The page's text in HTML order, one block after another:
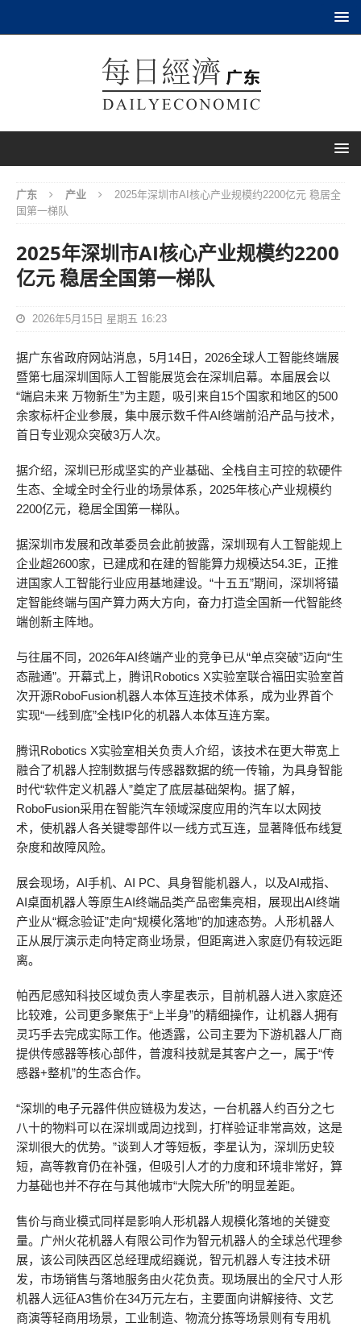
广东 产业
2025年深圳市AI核心产业规模约2200亿元 稳居全
国第一梯队
2025年深圳市AI核心产业规模约2200
亿元 稳居全国第一梯队
2026年5月15日 星期五 16:23
据广东省政府网站消息，5月14日，2026全球人工智能终端展
暨第七届深圳国际人工智能展览会在深圳启幕。本届展会以
“端启未来 万物新生”为主题，吸引来自15个国家和地区的500
余家标杆企业参展，集中展示数千件AI终端前沿产品与技术，
首日专业观众突破3万人次。
据介绍，深圳已形成坚实的产业基础、全栈自主可控的软硬件
生态、全域全时全行业的场景体系，2025年核心产业规模约
2200亿元，稳居全国第一梯队。
据深圳市发展和改革委员会此前披露，深圳现有人工智能规上
企业超2600家，已建成和在建的智能算力规模达54.3E，正推
进国家人工智能行业应用基地建设。“十五五”期间，深圳将锚
定智能终端与国产算力两大方向，奋力打造全国新一代智能终
端创新主阵地。
与往届不同，2026年AI终端产业的竞争已从“单点突破”迈向“生
态融通”。开幕式上，腾讯Robotics X实验室联合福田实验室首
次开源RoboFusion机器人本体互连技术体系，成为业界首个
实现“一线到底”全栈IP化的机器人本体互连方案。
腾讯Robotics X实验室相关负责人介绍，该技术在更大带宽上
融合了机器人控制数据与传感器数据的统一传输，为具身智能
时代“软件定义机器人”奠定了底层基础架构。据了解，
RoboFusion采用在智能汽车领域深度应用的汽车以太网技
术，使机器人各关键零部件以一线方式互连，显著降低布线复
杂度和故障风险。
展会现场，AI手机、AI PC、具身智能机器人，以及AI戒指、
AI桌面机器人等原生AI终端品类产品密集亮相，展现出AI终端
产业从“概念验证”走向“规模化落地”的加速态势。人形机器人
正从展厅演示走向特定商业场景，但距离进入家庭仍有较远距
离。
帕西尼感知科技区域负责人李星表示，目前机器人进入家庭还
比较难，公司更多聚焦于“上半身”的精细操作，让机器人拥有
灵巧手去完成实际工作。他透露，公司主要为下游机器人厂商
提供传感器等核心部件，普渡科技就是其客户之一，属于“传
感器+整机”的生态合作。
“深圳的电子元器件供应链极为发达，一台机器人约百分之七
八十的物料可以在深圳或周边找到，打样验证非常高效，这是
深圳很大的优势。”谈到人才等短板，李星认为，深圳历史较
短，高等教育仍在补强，但吸引人才的力度和环境非常好，算
力基础也并不存在与其他城市“大院大所”的明显差距。
售价与商业模式同样是影响人形机器人规模化落地的关键变
量。广州火花机器人有限公司作为智元机器人的全球总代理参
展，该公司陕西区总经理成绍巍说，智元机器人专注技术研
发，市场销售与落地服务由火花负责。现场展出的全尺寸人形
机器人远征A3售价在34万元左右，主要面向讲解接待、文艺
商演等轻商用场景，工业制造、物流分拣等场景则有专用机